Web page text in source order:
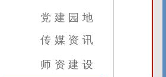
学院简介
学院领导
机构设置
教学设施
专业介绍
党 建 园 地
传 媒 资 讯
传媒新闻
传媒公告
传媒艺讯
师 资 建 设